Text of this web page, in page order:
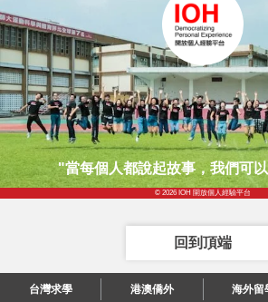
台灣求學 港澳僑外 海外留
"當每個人都說起故事，我們可
© 2026 IOH 開放個人經驗平台
回到頂端